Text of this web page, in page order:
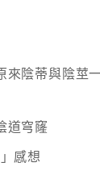
陰蒂與陰莖
道穹窿
感想